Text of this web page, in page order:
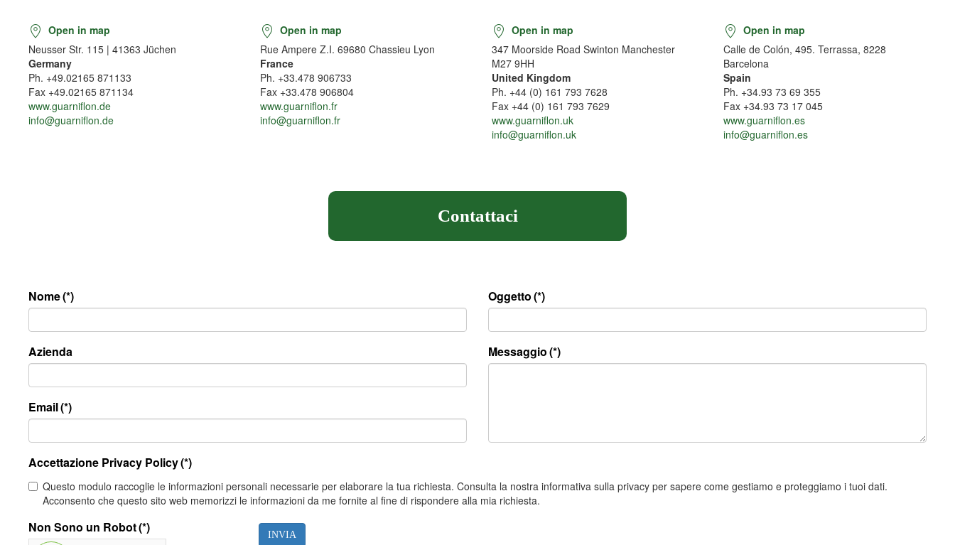
Open in map
Neusser Str. 115 | 41363 Jüchen
Germany
Ph. +49.02165 871133
Fax +49.02165 871134
www.guarniflon.de
info@guarniflon.de
Open in map
Rue Ampere Z.I. 69680 Chassieu Lyon
France
Ph. +33.478 906733
Fax +33.478 906804
www.guarniflon.fr
info@guarniflon.fr
Open in map
347 Moorside Road Swinton Manchester
M27 9HH
United Kingdom
Ph. +44 (0) 161 793 7628
Fax +44 (0) 161 793 7629
www.guarniflon.uk
info@guarniflon.uk
Open in map
Calle de Colón, 495. Terrassa, 8228
Barcelona
Spain
Ph. +34.93 73 69 355
Fax +34.93 73 17 045
www.guarniflon.es
info@guarniflon.es
Contattaci
Nome(*)
Azienda
Email(*)
Oggetto(*)
Messaggio(*)
Accettazione Privacy Policy(*)
Questo modulo raccoglie le informazioni personali necessarie per elaborare la tua richiesta. Consulta la nostra informativa sulla privacy per sapere come gestiamo e proteggiamo i tuoi dati.
Acconsento che questo sito web memorizzi le informazioni da me fornite al fine di rispondere alla mia richiesta.
Non Sono un Robot(*) INVIA